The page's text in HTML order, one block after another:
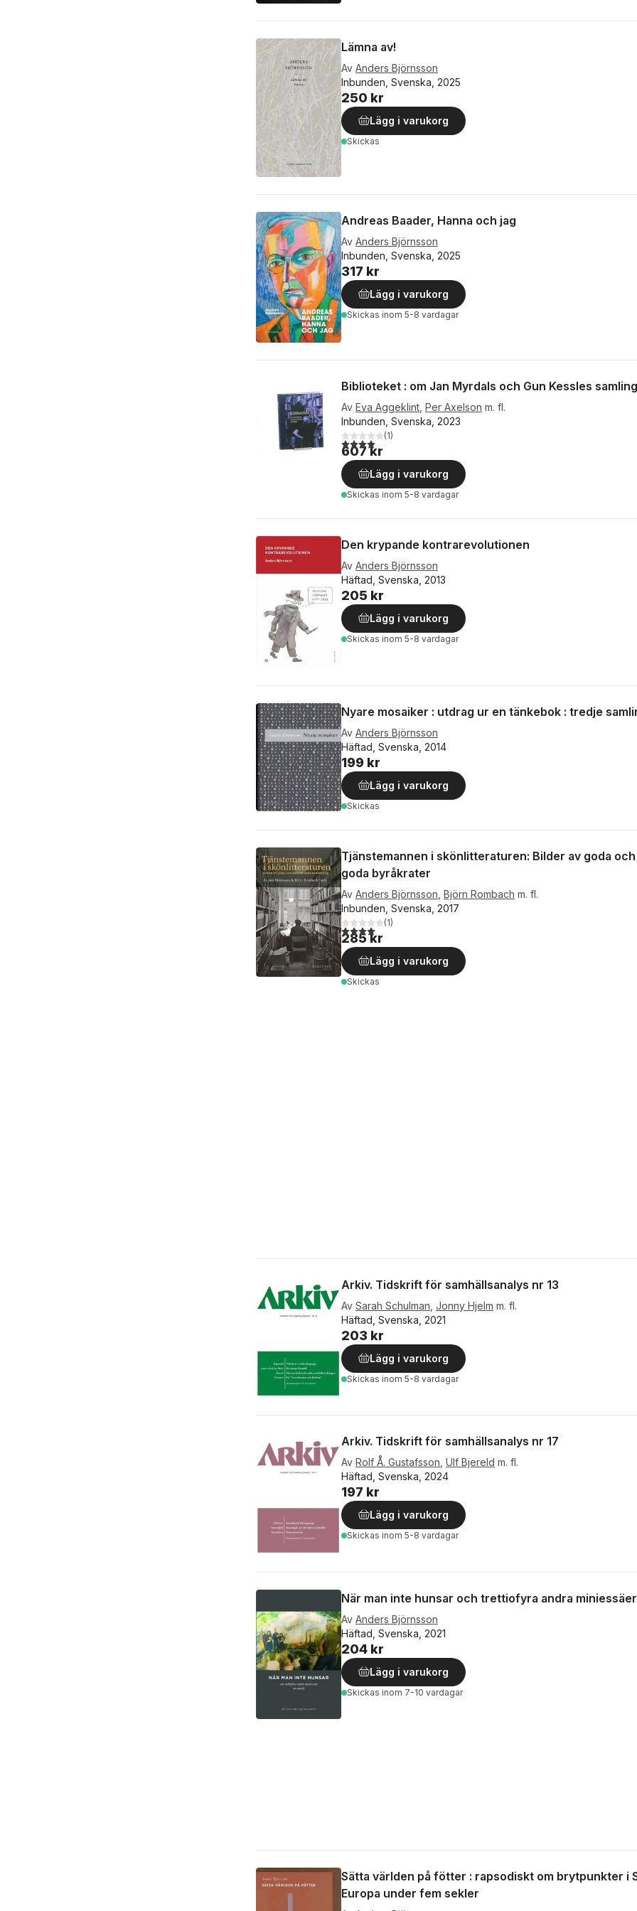
Lämna av!
Av Anders Björnsson
Inbunden, Svenska, 2025
250 kr
Lägg i varukorg
Skickas
Andreas Baader, Hanna och jag
Av Anders Björnsson
Inbunden, Svenska, 2025
317 kr
Lägg i varukorg
Skickas inom 5-8 vardagar
Biblioteket : om Jan Myrdals och Gun Kessles
Av Eva Aggeklint Per Axelson m. fl.
Inbunden, Svenska, 2023
4,0utav 5 stjärnor. Totalt antal röster:
(1)
607 kr
Lägg i varukorg
Skickas inom 5-8 vardagar
Den krypande kontrarevolutionen
Av Anders Björnsson
Häftad, Svenska, 2013
205 kr
Lägg i varukorg
Skickas inom 5-8 vardagar
Nyare mosaiker : utdrag ur en tänkebok : tredje
Av Anders Björnsson
Häftad, Svenska, 2014
199 kr
Lägg i varukorg
Skickas
Tjänstemannen i skönlitteraturen: Bilder av goda
goda byråkrater
Av Anders Björnsson Björn Rombach m. fl.
Inbunden, Svenska, 2017
4,0utav 5 stjärnor. Totalt antal röster:
(1)
285 kr
Lägg i varukorg
Skickas
Arkiv. Tidskrift för samhällsanalys nr 13
Av Sarah Schulman Jonny Hjelm m. fl.
Häftad, Svenska, 2021
203 kr
Lägg i varukorg
Skickas inom 5-8 vardagar
Arkiv. Tidskrift för samhällsanalys nr 17
Av Rolf Å. Gustafsson Ulf Bjereld m. fl.
Häftad, Svenska, 2024
197 kr
Lägg i varukorg
Skickas inom 5-8 vardagar
När man inte hunsar och trettiofyra andra
Av Anders Björnsson
Häftad, Svenska, 2021
204 kr
Lägg i varukorg
Skickas inom 7-10 vardagar
Sätta världen på fötter : rapsodiskt om brytpunkter i
Europa under fem sekler